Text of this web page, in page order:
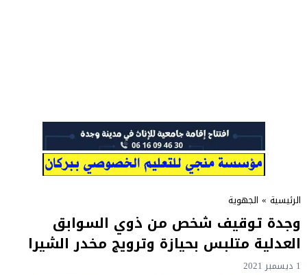
الرئيسية » الجهوية
وجدة توقيف شخص من ذوي السوابق
العدلية متلبس بحيازة وترويج مخدر الشيرا
1 ديسمبر 2021